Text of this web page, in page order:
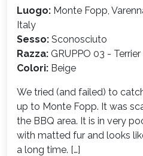
Luogo: Monte Fopp,
Italy
Sesso: Sconosciuto
Razza: GRUPPO 03 - Terrier
Colori: Beige
We tried (and failed) to
up to Monte Fopp. It was
the BBQ area. It is in very
with matted fur and looks
a long time. […]